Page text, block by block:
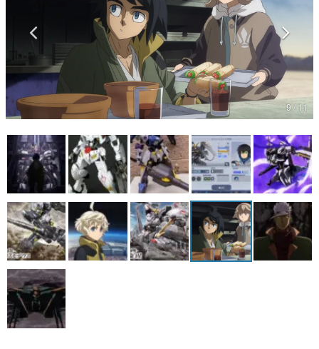
ゲームが変えた日本語
「経験値」「裏技」「ラスボス」… ゲームにまつわる言葉
の起源や用法の変遷を、コンピューター文化史研究家・タ
イニーP氏が徹底調査。
カテゴリ
特集記事
マンガ
女性向け
アプリレビュー
その他
電ファミニコゲーマーとは？
運営：株式会社マレ
9 / 11